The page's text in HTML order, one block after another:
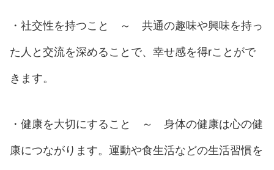
・社交性を持つこと ～ 共通の趣味や興味を持っ
た人と交流を深めることで、幸せ感を得rことがで
きます。
・健康を大切にすること ～ 身体の健康は心の健
康につながります。運動や食生活などの生活習慣を